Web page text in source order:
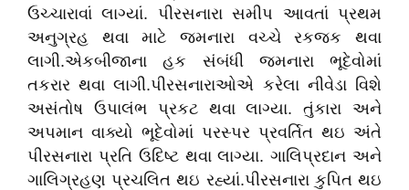
ઉચ્ચારાવાં લાગ્યાં. પીરસનારા સમીપ આવતાં પ્રથમ
અનુગ્રહ થવા માટે જમનારા વચ્ચે રકજક થવા
લાગી.એકબીજાના હક સંબંધી જમનારા ભૂદેવોમાં
તકરાર થવા લાગી.પીરસનારાઓએ કરેલા નીવેડા વિશે
અસંતોષ ઉપાલંભ પ્રકટ થવા લાગ્યા. તુંકારા અને
અપમાન વાક્યો ભૂદેવોમાં પરસ્પર પ્રવર્તિત થઇ અંતે
પીરસનારા પ્રતિ ઉદિષ્ટ થવા લાગ્યા. ગાલિપ્રદાન અને
ગાલિગ્રહણ પ્રચલિત થઇ રહ્યાં.પીરસનારા કુપિત થઇ